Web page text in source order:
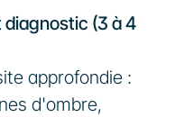
diagnostic (3 à 4
approfondie :
d'ombre,